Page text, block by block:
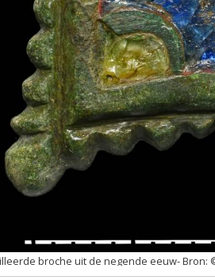
broche uit de negende eeuw